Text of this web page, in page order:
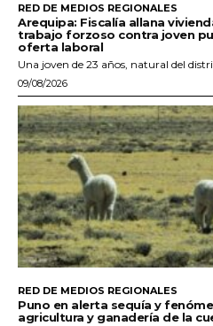
RED DE MEDIOS REGIONALES
Arequipa: Fiscalía allana
trabajo forzoso contra joven
oferta laboral
Una joven de 23 años, natural del
09/08/2026
RED DE MEDIOS REGIONALES
Puno en alerta sequía y
agricultura y ganadería de la